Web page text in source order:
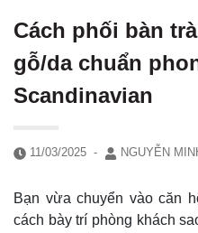
Cách phối bàn
gỗ/da chuẩn
Scandinavian
11/03/2025 - NGUYỄN
Bạn vừa chuyển vào căn
cách bày trí phòng khách